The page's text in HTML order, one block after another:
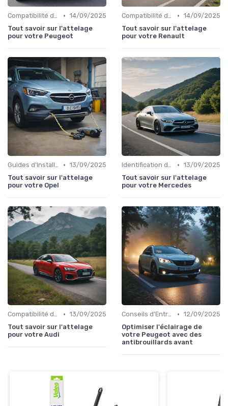
Compatibilité des Pièces • 14/09/2025
Tout savoir sur l'attelage
pour votre Peugeot
Compatibilité des Pièces • 14/09/2025
Tout savoir sur l'attelage
pour votre Renault
Guides d'Installation et de Réparation • 13/09/2025
Tout savoir sur l'attelage
pour votre Opel
Identification de la Pièce Nécessaire • 13/09/2025
Tout savoir sur l'attelage
pour votre Mercedes
Compatibilité des Pièces • 13/09/2025
Tout savoir sur l'attelage
pour votre Audi
Conseils d'Entretien Auto • 12/09/2025
Optimiser l'éclairage de
votre Peugeot avec des
antibrouillards avant